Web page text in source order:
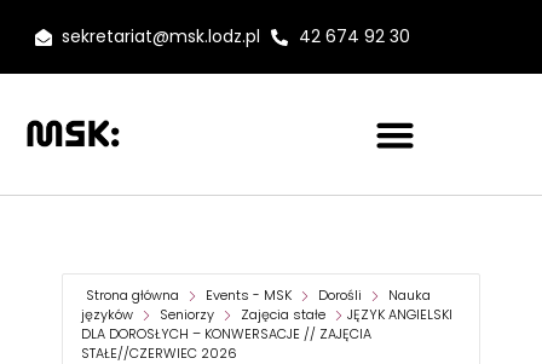
sekretariat@msk.lodz.pl 42 674 92 30
Strona główna Events - MSK Dorośli
Nauka
języków
Seniorzy Zajęcia stałe
JĘZYK ANGIELSKI
DLA DOROSŁYCH – KONWERSACJE // ZAJĘCIA
STAŁE//CZERWIEC 2026